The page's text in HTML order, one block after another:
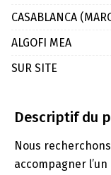
CASABLANCA
ALGOFI MEA
SUR SITE
Descriptif du
Nous
accompagner